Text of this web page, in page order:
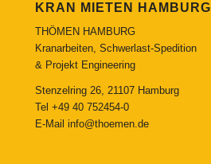
KRAN MIETEN HAMBURG
THÖMEN HAMBURG
Kranarbeiten, Schwerlast-Spedition
& Projekt Engineering
Stenzelring 26, 21107 Hamburg
Tel +49 40 752454-0
E-Mail info@thoemen.de